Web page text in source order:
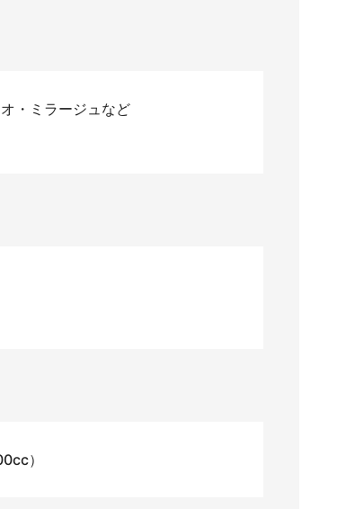
・ミラージュなど
）